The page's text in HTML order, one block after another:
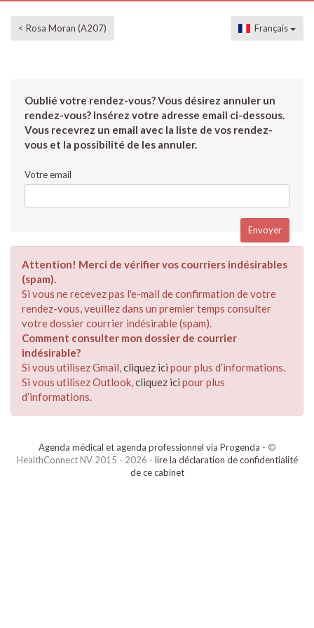
< Rosa Moran (A207) Français
Oublié votre rendez-vous? Vous désirez annuler un
rendez-vous? Insérez votre adresse email ci-dessous.
Vous recevrez un email avec la liste de vos rendez-
vous et la possibilité de les annuler.
Votre email
Attention! Merci de vérifier vos courriers indésirables
(spam).
Si vous ne recevez pas l'e-mail de confirmation de votre
rendez-vous, veuillez dans un premier temps consulter
votre dossier courrier indésirable (spam).
Comment consulter mon dossier de courrier
indésirable?
Si vous utilisez Gmail,cliquez ici pour plus d’informations.
Si vous utilisez Outlook,cliquez ici pour plus
d’informations.
Agenda médical et agenda professionnel via Progenda - ©
HealthConnect NV 2015 - 2026 - lire la déclaration de confidentialité
de ce cabinet